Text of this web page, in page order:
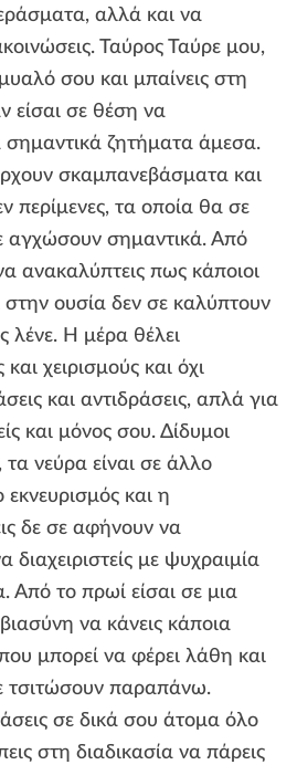
αλλά και να
Ταύρος Ταύρε μου,
σου και μπαίνεις στη
είσαι σε θέση να
σημαντικά ζητήματα άμεσα.
σκαμπανεβάσματα και
περίμενες, τα οποία θα σε
αγχώσουν σημαντικά. Από
ανακαλύπτεις πως κάποιοι
στην ουσία δεν σε καλύπτουν
λένε. Η μέρα θέλει
και χειρισμούς και όχι
και αντιδράσεις, απλά για
και μόνος σου. Δίδυμοι
νεύρα είναι σε άλλο
και η
δε σε αφήνουν να
διαχειριστείς με ψυχραιμία
Από το πρωί είσαι σε μια
να κάνεις κάποια
μπορεί να φέρει λάθη και
τσιτώσουν παραπάνω.
σε δικά σου άτομα όλο
στη διαδικασία να πάρεις